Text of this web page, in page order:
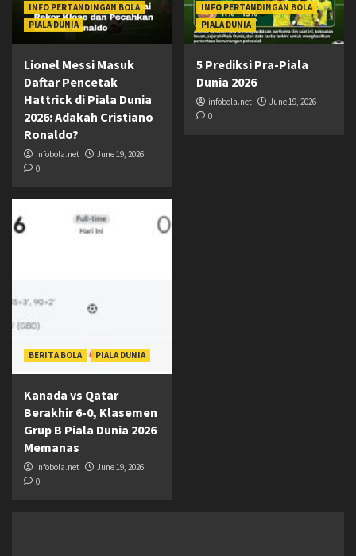
INFO PERTANDINGAN BOLA
PIALA DUNIA
Lionel Messi Masuk
Daftar Pencetak
Hattrick di Piala Dunia
2026: Adakah Cristiano
Ronaldo?
infobola.net
June 19, 2026
0
INFO PERTANDINGAN BOLA
PIALA DUNIA
5 Prediksi Pra-Piala
Dunia 2026
infobola.net
June 19, 2026
0
BERITA BOLA PIALA DUNIA
Kanada vs Qatar
Berakhir 6-0, Klasemen
Grup B Piala Dunia 2026
Memanas
infobola.net
June 19, 2026
0